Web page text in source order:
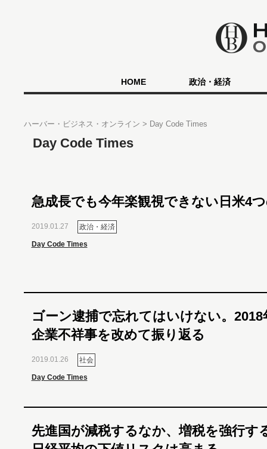
HOME 政治・経済
ハーバー・ビジネス・オンライン Day Code Times
Day Code Times
急成長でも今年楽観視できない日米4
2019.01.27 政治・経済
Day Code Times
ゴーン逮捕で忘れてはいけない。2018
企業不祥事を改めて振り返る
2019.01.26 社会
Day Code Times
先進国が減税するなか、増税を強行す